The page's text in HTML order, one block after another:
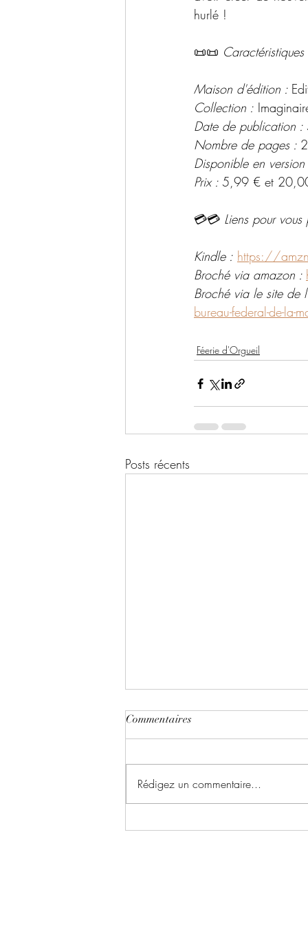
hurlé !
📜📜 Caractéristiques
Maison d'édition :
Collection :
Date de publication :
Nombre de pages :
Disponible en
Prix : 5,99 € et
💳💳 Liens pour
Kindle : https://
Broché via amazon :
Broché via le site de
bureau-federal-de-la-
Féerie d'Orgueil
Posts récents
Commentaires
Rédigez un commentaire...